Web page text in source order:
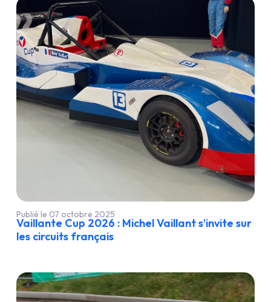
Publié le 07 octobre 2025
Vaillante Cup 2026 : Michel Vaillant s’invite sur
les circuits français